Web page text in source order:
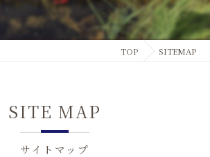
TOP SITEMAP
サイトマップ
SITE MAP